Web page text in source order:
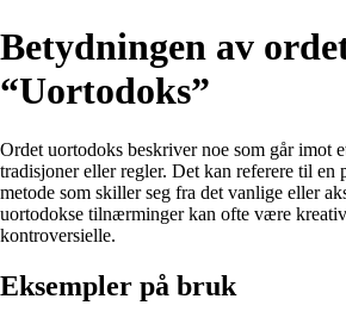
Betydningen av
“Uortodoks”
Ordet uortodoks beskriver noe som går imot
tradisjoner eller regler. Det kan referere til en
metode som skiller seg fra det vanlige eller
uortodokse tilnærminger kan ofte være
kontroversielle.
Eksempler på bruk